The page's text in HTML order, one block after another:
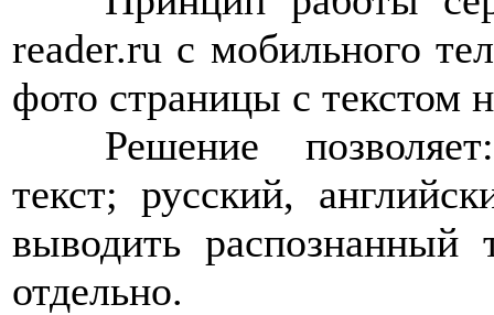
reader.ru с мобильного
фото страницы с текстом
Решение
текст; русский,
выводить распознанный
отдельно.